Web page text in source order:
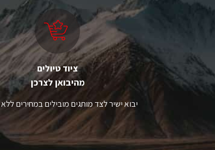
ציוד טיולים
מהיבואן לצרכן
יבוא ישיר לצד מותגים מובילים במחירים